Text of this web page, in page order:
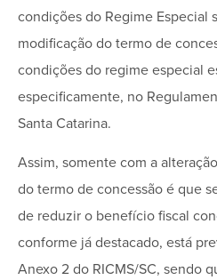
condições do Regime Especial
modificação do termo de
condições do regime especial
especificamente, no
Santa Catarina.
Assim, somente com a
do termo de concessão é que
de reduzir o benefício fiscal
conforme já destacado, está
Anexo 2 do RICMS/SC, sendo